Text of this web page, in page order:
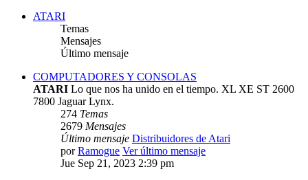
ATARI
Temas
Mensajes
Último mensaje
COMPUTADORES Y CONSOLAS
ATARI Lo que nos ha unido en el tiempo. XL XE ST 2600
7800 Jaguar Lynx.
274 Temas
2679 Mensajes
Último mensaje Distribuidores de Atari
porRamogue Ver último mensaje
Jue Sep 21, 2023 2:39 pm